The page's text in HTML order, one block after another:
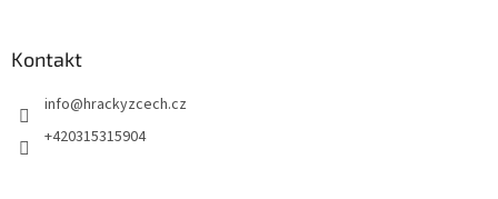
Kontakt
info@hrackyzcech.cz
+420315315904